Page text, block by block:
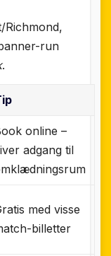
Richmond,
run
.
online –
adgang til
med visse
billetter